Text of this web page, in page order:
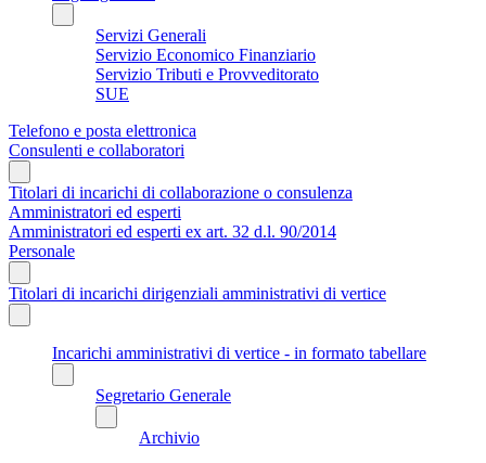
Servizi Generali
Servizio Economico Finanziario
Servizio Tributi e Provveditorato
SUE
Telefono e posta elettronica
Consulenti e collaboratori
Titolari di incarichi di collaborazione o consulenza
Amministratori ed esperti
Amministratori ed esperti ex art. 32 d.l. 90/2014
Personale
Titolari di incarichi dirigenziali amministrativi di vertice
Incarichi amministrativi di vertice - in formato tabellare
Segretario Generale
Archivio